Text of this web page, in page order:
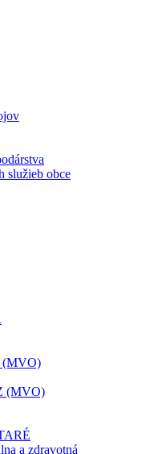
služieb obce
(MVO)
(MVO)
a zdravotná